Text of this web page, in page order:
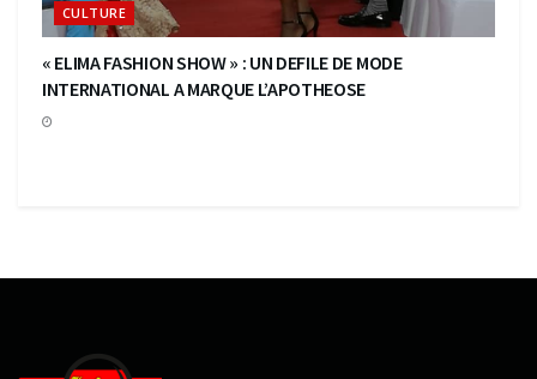
CULTURE
« ELIMA FASHION SHOW » : UN DEFILE DE MODE
INTERNATIONAL A MARQUE L’APOTHEOSE